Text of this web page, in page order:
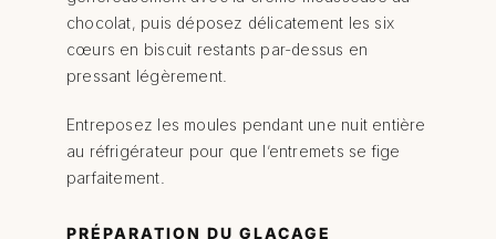
chocolat, puis déposez délicatement les six
cœurs en biscuit restants par-dessus en
pressant légèrement.
Entreposez les moules pendant une nuit entière
au réfrigérateur pour que l’entremets se fige
parfaitement.
PRÉPARATION DU GLAÇAGE